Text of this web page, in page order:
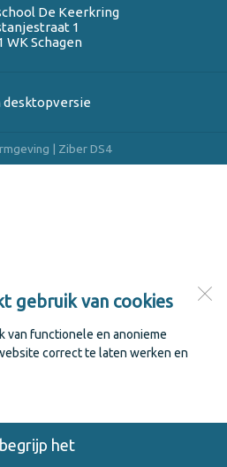
gebruik van cookies
van functionele en anonieme
correct te laten werken en
het
De Keerkring
1
WK Schagen
desktopversie
| Ziber DS4